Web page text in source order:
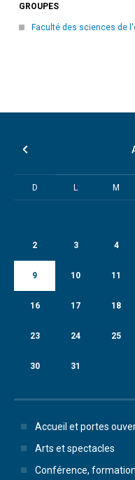
GROUPES
Faculté des sciences de
D L M
2 3 4
9 10 11
16 17 18
23 24 25
30 31
Accueil et portes
Arts et spectacles
Conférence,